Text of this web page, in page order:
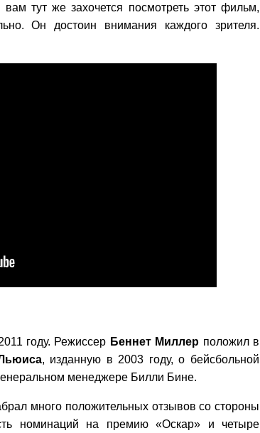
вам тут же захочется посмотреть этот фильм,
Он достоин внимания каждого зрителя.
году. Режиссер Беннет Миллер положил в
, изданную в 2003 году, о бейсбольной
менеджере Билли Бине.
много положительных отзывов со стороны
номинаций на премию «Оскар» и четыре